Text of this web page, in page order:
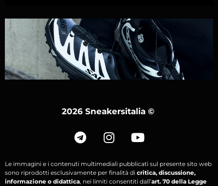
2026 Sneakersitalia ©
Le immagini e i contenuti multimediali pubblicati sul presente sito web
sono riprodotti esclusivamente per finalità di critica, discussione,
informazione o didattica, nei limiti consentiti dall’art. 70 della Legge